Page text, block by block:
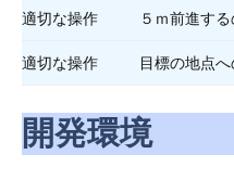
適切な操作 ５ｍ前進す
適切な操作 目標の地点
開発環境